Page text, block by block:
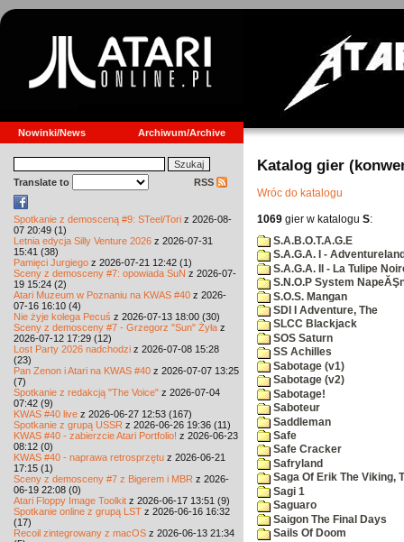
Nowinki/News Archiwum/Archive
Translate to RSS
Spotkanie z demosceną #9: STeel/Tori z 2026-08-
07 20:49 (1)
Letnia edycja Silly Venture 2026 z 2026-07-31
15:41 (38)
Pamięci Jurgiego z 2026-07-21 12:42 (1)
Sceny z demosceny #7: opowiada SuN z 2026-07-
19 15:24 (2)
Atari Muzeum w Poznaniu na KWAS #40 z 2026-
07-16 16:10 (4)
Nie żyje kolega Pecuś z 2026-07-13 18:00 (30)
Sceny z demosceny #7 - Grzegorz "Sun" Żyła z
2026-07-12 17:29 (12)
Lost Party 2026 nadchodzi z 2026-07-08 15:28
(23)
Pan Zenon i Atari na KWAS #40 z 2026-07-07 13:25
(7)
Spotkanie z redakcją "The Voice" z 2026-07-04
07:42 (9)
KWAS #40 live z 2026-06-27 12:53 (167)
Spotkanie z grupą USSR z 2026-06-26 19:36 (11)
KWAS #40 - zabierzcie Atari Portfolio! z 2026-06-23
08:12 (0)
KWAS #40 - naprawa retrosprzętu z 2026-06-21
17:15 (1)
Sceny z demosceny #7 z Bigerem i MBR z 2026-
06-19 22:08 (0)
Atari Floppy Image Toolkit z 2026-06-17 13:51 (9)
Spotkanie online z grupą LST z 2026-06-16 16:32
(17)
Recoil zintegrowany z macOS z 2026-06-13 21:34
Katalog gier
Wróc do katalogu
1069 gier w katalogu S:
S.A.B.O.T.A.G.E
S.A.G.A. I -
S.A.G.A. II - La Tulipe
S.N.O.P System
S.O.S. Mangan
SDI I Adventure, The
SLCC Blackjack
SOS Saturn
SS Achilles
Sabotage (v1)
Sabotage (v2)
Sabotage!
Saboteur
Saddleman
Safe
Safe Cracker
Safryland
Saga Of Erik The Viking,
Sagi 1
Saguaro
Saigon The Final Days
Sails Of Doom